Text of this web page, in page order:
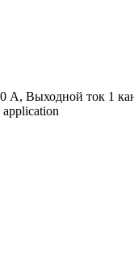
А, Выходной ток 1